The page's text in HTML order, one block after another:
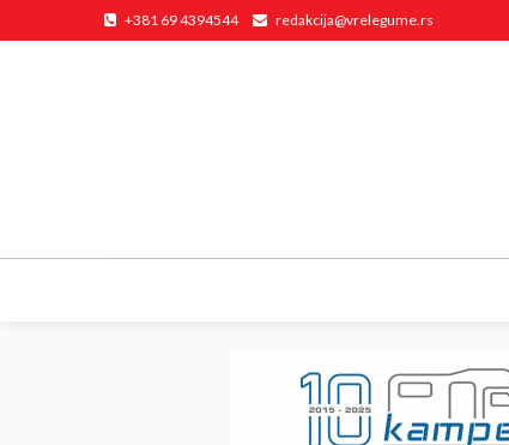
+381 69 4394544 redakcija@vrelegume.rs